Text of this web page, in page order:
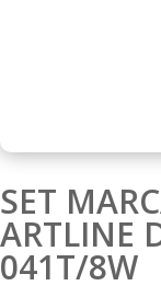
SET
ARTLINE
041T/8W